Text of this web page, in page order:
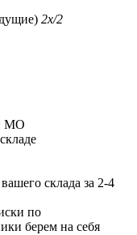
2x/2
МО
склада за 2-4
по
берем на себя